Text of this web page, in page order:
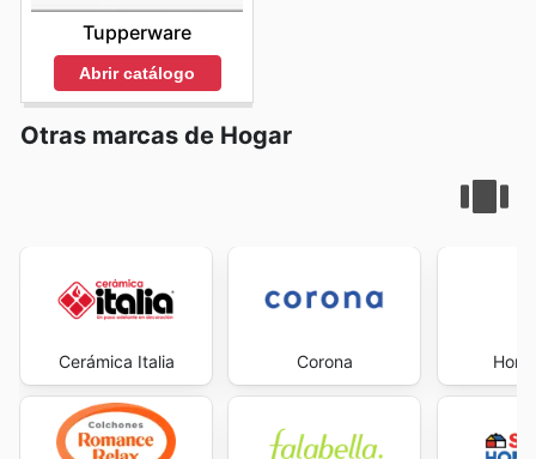
to explore the best deals and start saving now.
Tupperware
Abrir catálogo
Otras marcas de Hogar
Cerámica Italia Corona